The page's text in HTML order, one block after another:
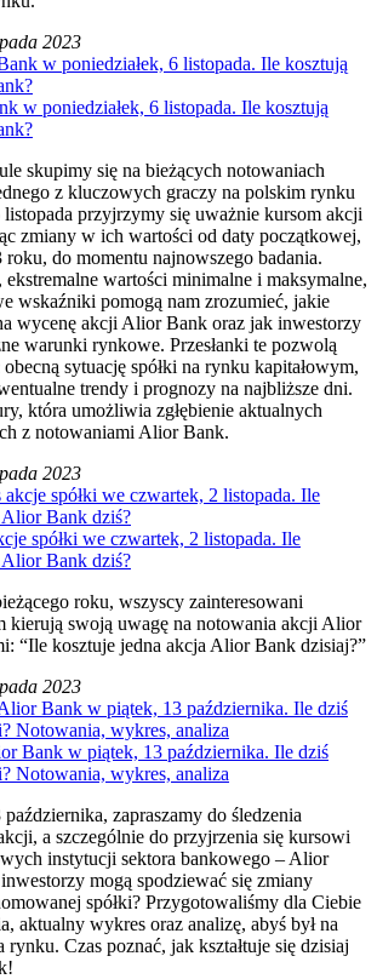
2023
w poniedziałek, 6 listopada. Ile kosztują
skupimy się na bieżących notowaniach
z kluczowych graczy na polskim rynku
przyjrzymy się uważnie kursom akcji
zmiany w ich wartości od daty początkowej,
do momentu najnowszego badania.
wartości minimalne i maksymalne,
wskaźniki pomogą nam zrozumieć, jakie
wycenę akcji Alior Bank oraz jak inwestorzy
warunki rynkowe. Przesłanki te pozwolą
sytuację spółki na rynku kapitałowym,
trendy i prognozy na najbliższe dni.
która umożliwia zgłębienie aktualnych
z notowaniami Alior Bank.
2023
spółki we czwartek, 2 listopada. Ile
Bank dziś?
roku, wszyscy zainteresowani
kierują swoją uwagę na notowania akcji Alior
“Ile kosztuje jedna akcja Alior Bank dzisiaj?”
2023
Bank w piątek, 13 października. Ile dziś
Notowania, wykres, analiza
zapraszamy do śledzenia
a szczególnie do przyjrzenia się kursowi
instytucji sektora bankowego – Alior
mogą spodziewać się zmiany
spółki? Przygotowaliśmy dla Ciebie
aktualny wykres oraz analizę, abyś był na
rynku. Czas poznać, jak kształtuje się dzisiaj